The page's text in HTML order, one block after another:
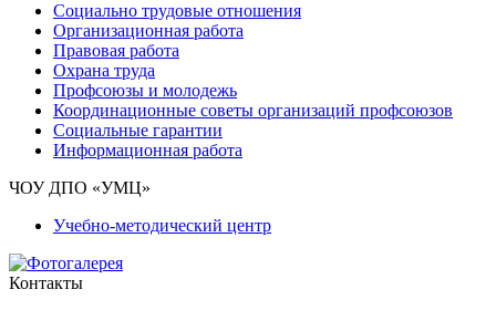
Социально трудовые отношения
Организационная работа
Правовая работа
Охрана труда
Профсоюзы и молодежь
Координационные советы организаций профсоюзов
Социальные гарантии
Информационная работа
ЧОУ ДПО «УМЦ»
Учебно-методический центр
Контакты